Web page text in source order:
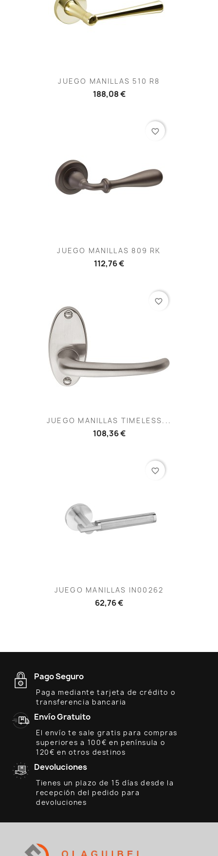
JUEGO MANILLAS 510 R8
188,08 €
JUEGO MANILLAS 809 RK
112,76 €
favorite_border
JUEGO MANILLAS TIMELESS...
108,36 €
favorite_border
JUEGO MANILLAS IN00262
62,76 €
favorite_border
Pago Seguro
Paga mediante tarjeta de crédito o
transferencia bancaria
Envío Gratuito
El envío te sale gratis para compras
superiores a 100€ en península o
120€ en otros destinos
Devoluciones
Tienes un plazo de 15 días desde la
recepción del pedido para
devoluciones